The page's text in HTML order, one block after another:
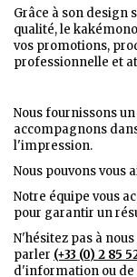
Grâce à son design
qualité, le
vos promotions,
professionnelle et
Nous fournissons
accompagnons
l'impression.
Nous pouvons vous
Notre équipe vous
pour garantir un
N'hésitez pas à
parler (+33 (0) 2 85
d'information ou de